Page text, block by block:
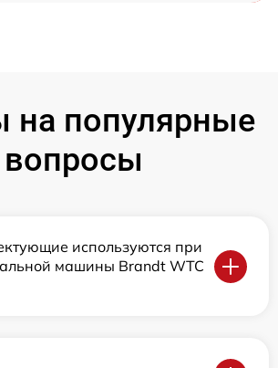
на популярные
вопросы
используются при
машины Brandt WTC